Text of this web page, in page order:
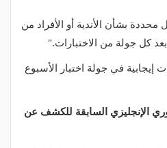
بشأن الأندية أو الأفراد من
كل جولة من الاختبارات."
إيجابية في جولة اختبار الأسبوع
الإنجليزي السابقة للكشف عن